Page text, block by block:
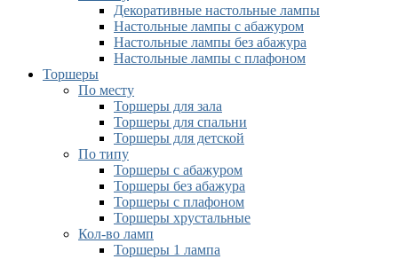
Декоративные настольные лампы
Настольные лампы с абажуром
Настольные лампы без абажура
Настольные лампы с плафоном
Торшеры
По месту
Торшеры для зала
Торшеры для спальни
Торшеры для детской
По типу
Торшеры с абажуром
Торшеры без абажура
Торшеры с плафоном
Торшеры хрустальные
Кол-во ламп
Торшеры 1 лампа